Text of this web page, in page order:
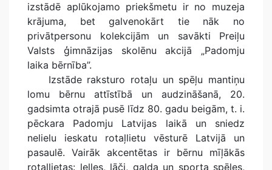
izstādē aplūkojamo priekšmetu ir no muzeja
krājuma, bet galvenokārt tie nāk no
privātpersonu kolekcijām un savākti Preiļu
Valsts ģimnāzijas skolēnu akcijā „Padomju
laika bērnība”.
Izstāde raksturo rotaļu un spēļu mantiņu
lomu bērnu attīstībā un audzināšanā, 20.
gadsimta otrajā pusē līdz 80. gadu beigām, t. i.
pēckara Padomju Latvijas laikā un sniedz
nelielu ieskatu rotaļlietu vēsturē Latvijā un
pasaulē. Vairāk akcentētas ir bērnu mīļākās
rotaļlietas: lelles, lāči, galda un sporta spēles,